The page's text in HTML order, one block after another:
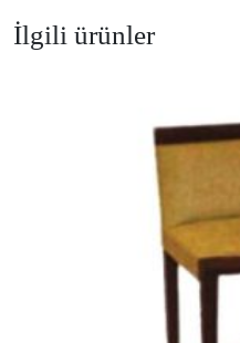
İlgili ürünler